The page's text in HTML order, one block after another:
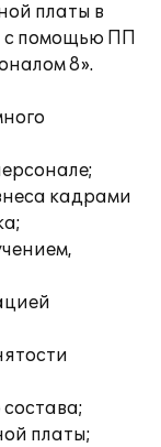
платы в
с помощью ПП
8».
кадрами
платы;